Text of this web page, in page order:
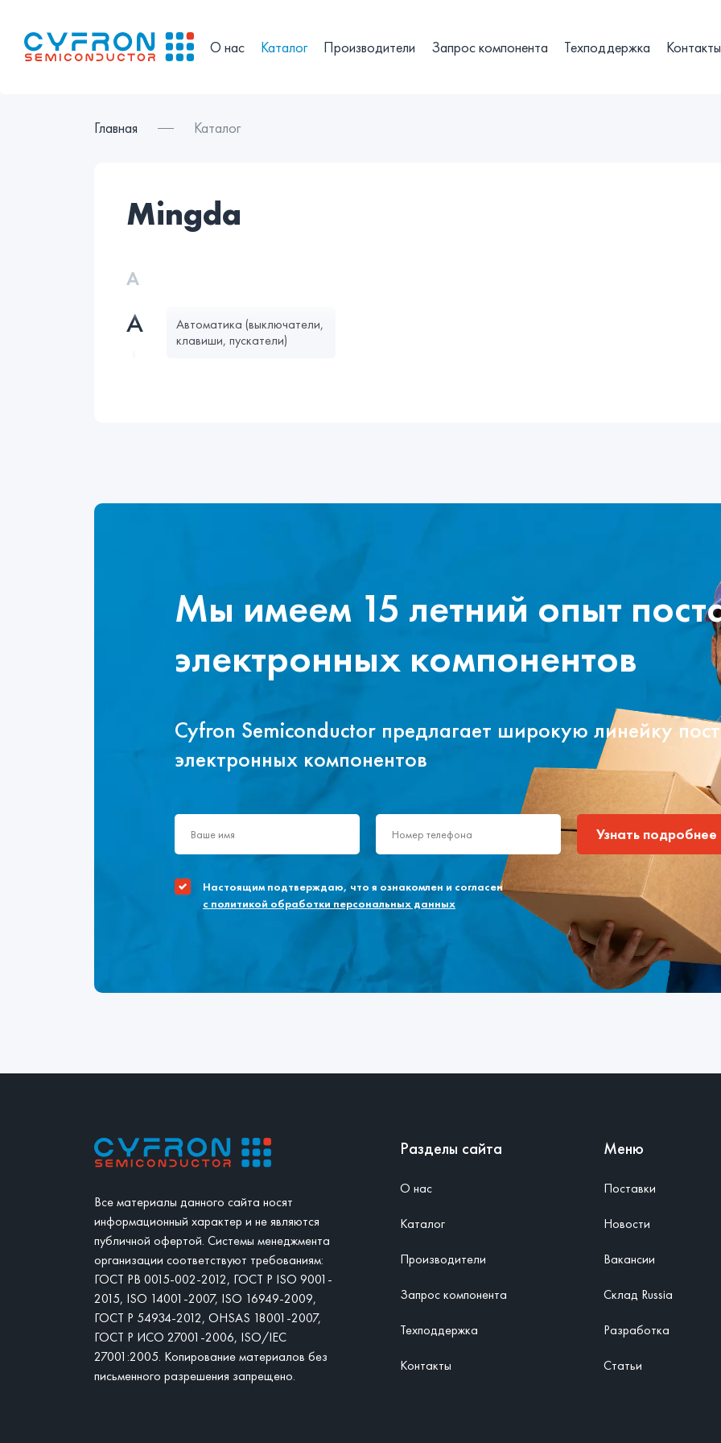
О нас Каталог Производители Запрос компонента Техподдержка Контакты
Главная Каталог
mingda
А
А
Автоматика (выключатели,
клавиши, пускатели)
Мы имеем 15 летний опыт
электронных компонентов
Cyfron Semiconductor предлагает широкую линейку
электронных компонентов
Узнать подробнее
Настоящим подтверждаю, что я ознакомлен и согласен
с политикой обработки персональных данных
Все материалы данного сайта носят
информационный характер и не являются
публичной офертой. Системы менеджмента
организации соответствуют требованиям:
ГОСТ РВ 0015-002-2012, ГОСТ Р ISO 9001-
2015, ISO 14001-2007, ISO 16949-2009,
ГОСТ Р 54934-2012, OHSAS 18001-2007,
ГОСТ Р ИСО 27001-2006, ISO/IEC
27001:2005. Копирование материалов без
письменного разрешения запрещено.
Разделы сайта
О нас
Каталог
Производители
Запрос компонента
Техподдержка
Контакты
Меню
Поставки
Новости
Вакансии
Склад Russia
Разработка
Статьи